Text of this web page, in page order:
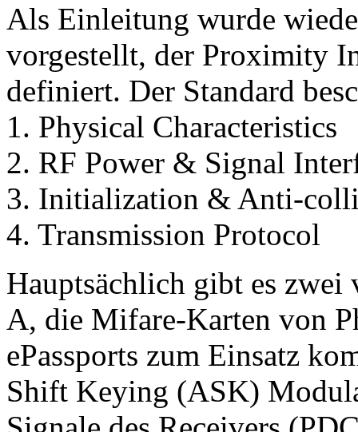
Als Einleitung wurde
vorgestellt, der Proximity
definiert. Der Standard
1. Physical Characteristics
2. RF Power & Signal
3. Initialization & Anti-
4. Transmission Protocol
Hauptsächlich gibt es zwei
A, die Mifare-Karten von
ePassports zum Einsatz
Shift Keying (ASK)